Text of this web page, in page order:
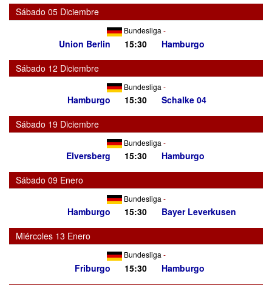
Sábado 05 Diciembre
Bundesliga -
Union Berlin 15:30
Hamburgo
Sábado 12 Diciembre
Bundesliga -
Hamburgo 15:30
Schalke 04
Sábado 19 Diciembre
Bundesliga -
Elversberg 15:30
Hamburgo
Sábado 09 Enero
Bundesliga -
Hamburgo 15:30
Bayer Leverkusen
Miércoles 13 Enero
Bundesliga -
Friburgo 15:30
Hamburgo